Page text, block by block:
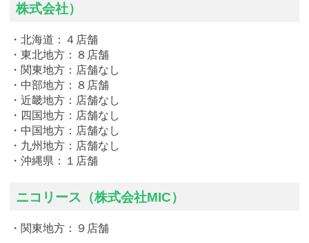
株式会社）
・北海道：４店舗
・東北地方：８店舗
・関東地方：店舗なし
・中部地方：８店舗
・近畿地方：店舗なし
・四国地方：店舗なし
・中国地方：店舗なし
・九州地方：店舗なし
・沖縄県：１店舗
ニコリース（株式会社MIC）
・関東地方：９店舗